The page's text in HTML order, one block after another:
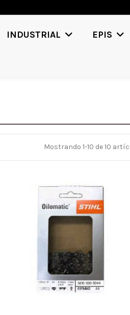
INDUSTRIAL EPIS
Mostrando 1-10 de 10